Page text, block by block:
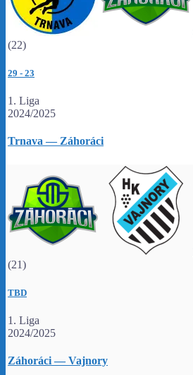
(22)
29 - 23
1. Liga
2024/2025
Trnava — Záhoráci
(21)
TBD
1. Liga
2024/2025
Záhoráci — Vajnory